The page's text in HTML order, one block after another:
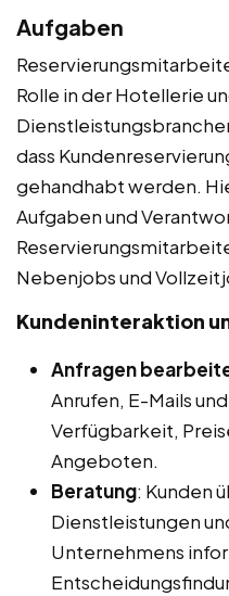
Aufgaben
Rolle in der Hotellerie
dass
gehandhabt werden.
Aufgaben und
Nebenjobs und
Kundeninteraktion
Anfragen
Anrufen, E-Mails
Verfügbarkeit,
Angeboten.
Beratung: Kunden
Dienstleistungen
Unternehmens